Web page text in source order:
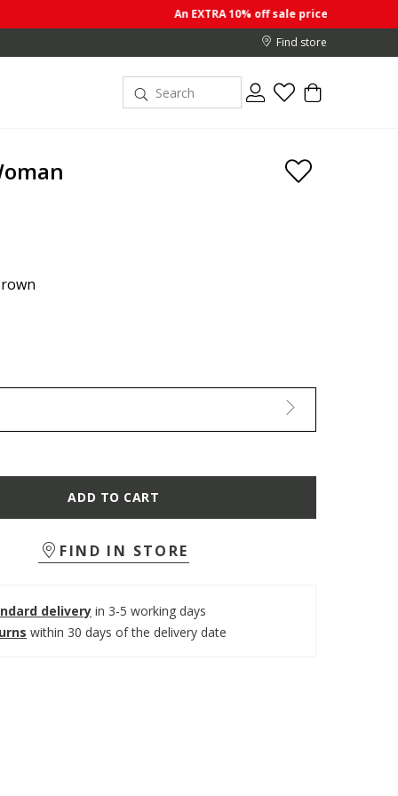
An EXTRA 10% off sale prices when you buy 2 or
Find store
ADD TO CART
FIND IN STORE
delivery in 3-5 working days
within 30 days of the delivery date